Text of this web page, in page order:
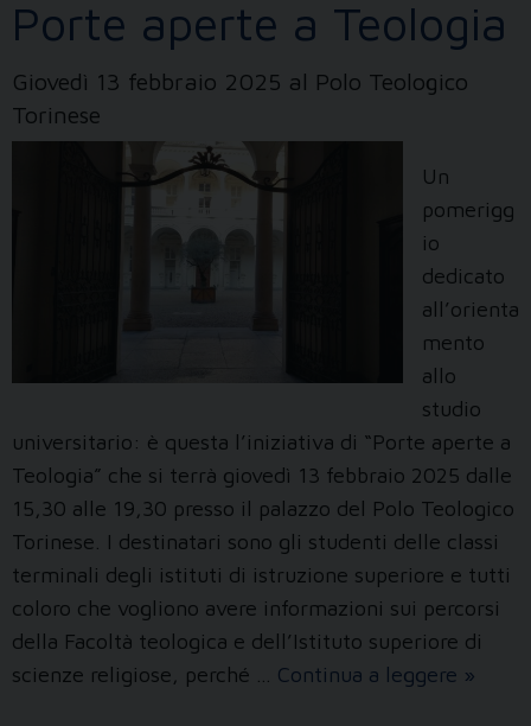
Porte aperte a Teologia
Giovedì 13 febbraio 2025 al Polo Teologico
Torinese
Un
pomerigg
io
dedicato
all’orienta
mento
allo
studio
universitario: è questa l’iniziativa di “Porte aperte a
Teologia” che si terrà giovedì 13 febbraio 2025 dalle
15,30 alle 19,30 presso il palazzo del Polo Teologico
Torinese. I destinatari sono gli studenti delle classi
terminali degli istituti di istruzione superiore e tutti
coloro che vogliono avere informazioni sui percorsi
della Facoltà teologica e dell’Istituto superiore di
scienze religiose, perché … Continua a leggere Porte
»